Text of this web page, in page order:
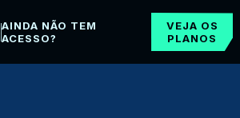
AINDA NÃO TEM
ACESSO?
VEJA OS
PLANOS